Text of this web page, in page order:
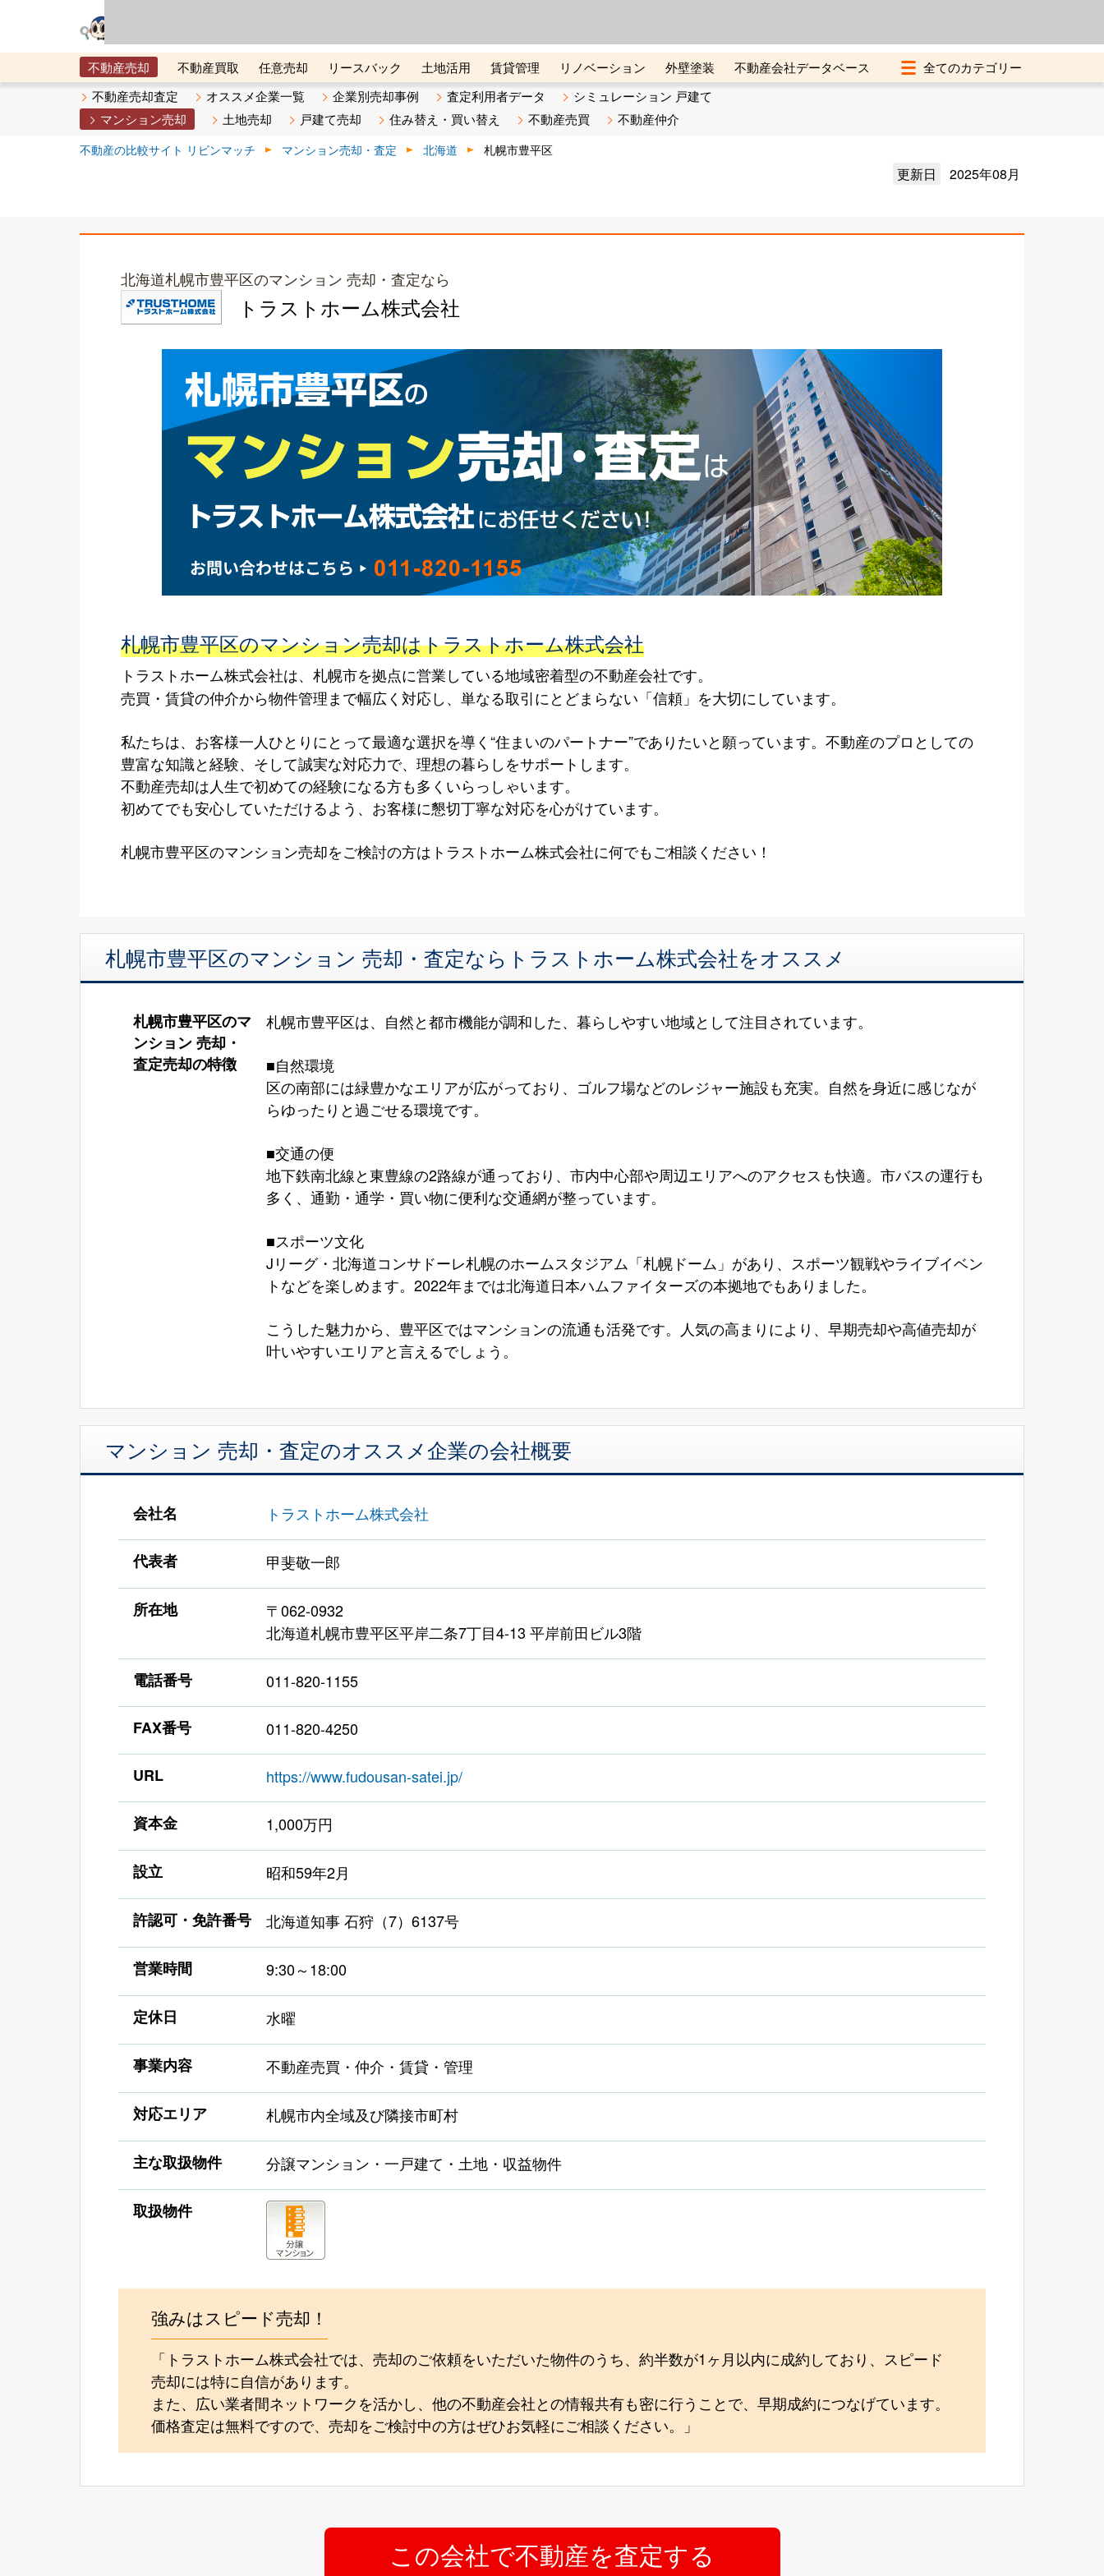
不動産売却 不動産買取 任意売却 リースバック 土地活用 賃貸管理 リノベーション 外壁塗装
不動産会社データベース
メタ住宅展示場
ベスト不動産カンパニー オンライン講座 リビンマガジンBiz 不動産売却ご相談デスク
不動産売却査定 オススメ企業一覧 企業別売却事例 査定利用者データ
シミュレーション 戸建て
マンション売却
土地売却 戸建て売却 住み替え・買い替え 不動産売買 不動産仲介
不動産の比較サイト リビンマッチ マンション売却・査定 北海道 札幌市豊平区
更新日 2025年08月
北海道札幌市豊平区のマンション 売却・査定なら
トラストホーム株式会社
札幌市豊平区のマンション売却はトラストホーム株式会社
トラストホーム株式会社は、札幌市を拠点に営業している地域密着型の不動産会社です。
売買・賃貸の仲介から物件管理まで幅広く対応し、単なる取引にとどまらない「信頼」を大切にしています。
私たちは、お客様一人ひとりにとって最適な選択を導く“住まいのパートナー”でありたいと願っています。不動産のプロとしての
豊富な知識と経験、そして誠実な対応力で、理想の暮らしをサポートします。
不動産売却は人生で初めての経験になる方も多くいらっしゃいます。
初めてでも安心していただけるよう、お客様に懇切丁寧な対応を心がけています。
札幌市豊平区のマンション売却をご検討の方はトラストホーム株式会社に何でもご相談ください！
札幌市豊平区のマンション 売却・査定ならトラストホーム株式会社をオススメ
札幌市豊平区のマ
ンション 売却・
査定売却の特徴
札幌市豊平区は、自然と都市機能が調和した、暮らしやすい地域として注目されています。
■自然環境
区の南部には緑豊かなエリアが広がっており、ゴルフ場などのレジャー施設も充実。自然を身近に感じなが
らゆったりと過ごせる環境です。
■交通の便
地下鉄南北線と東豊線の2路線が通っており、市内中心部や周辺エリアへのアクセスも快適。市バスの運行も
多く、通勤・通学・買い物に便利な交通網が整っています。
■スポーツ文化
Jリーグ・北海道コンサドーレ札幌のホームスタジアム「札幌ドーム」があり、スポーツ観戦やライブイベン
トなどを楽しめます。2022年までは北海道日本ハムファイターズの本拠地でもありました。
こうした魅力から、豊平区ではマンションの流通も活発です。人気の高まりにより、早期売却や高値売却が
叶いやすいエリアと言えるでしょう。
マンション 売却・査定のオススメ企業の会社概要
会社名 トラストホーム株式会社
代表者 甲斐敬一郎
所在地
〒062-0932
北海道札幌市豊平区平岸二条7丁目4-13 平岸前田ビル3階
電話番号 011-820-1155
FAX番号 011-820-4250
URL https://www.fudousan-satei.jp/
資本金 1,000万円
設立 昭和59年2月
許認可・免許番号 北海道知事 石狩（7）6137号
営業時間 9:30～18:00
定休日 水曜
事業内容 不動産売買・仲介・賃貸・管理
対応エリア 札幌市内全域及び隣接市町村
主な取扱物件 分譲マンション・一戸建て・土地・収益物件
取扱物件
強みはスピード売却！
「トラストホーム株式会社では、売却のご依頼をいただいた物件のうち、約半数が1ヶ月以内に成約しており、スピード
売却には特に自信があります。
また、広い業者間ネットワークを活かし、他の不動産会社との情報共有も密に行うことで、早期成約につなげています。
価格査定は無料ですので、売却をご検討中の方はぜひお気軽にご相談ください。」